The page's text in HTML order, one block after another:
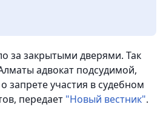
за закрытыми дверями. Так
адвокат подсудимой,
запрете участия в судебном
передает "Новый вестник".